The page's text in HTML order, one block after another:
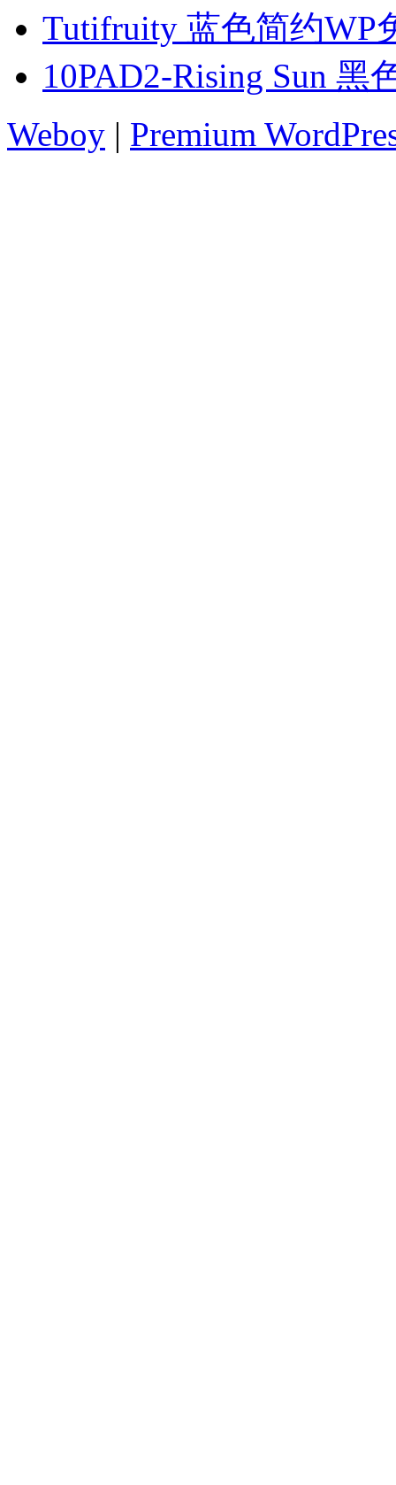
Tutifruity 蓝色简约WP
10PAD2-Rising Sun 黑
Weboy | Premium